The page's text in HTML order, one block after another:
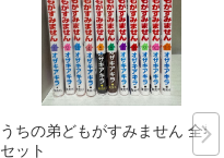
うちの弟どもがすみません 全巻
セット